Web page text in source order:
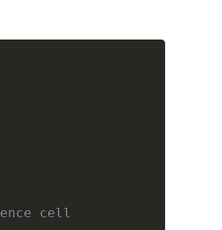
cell